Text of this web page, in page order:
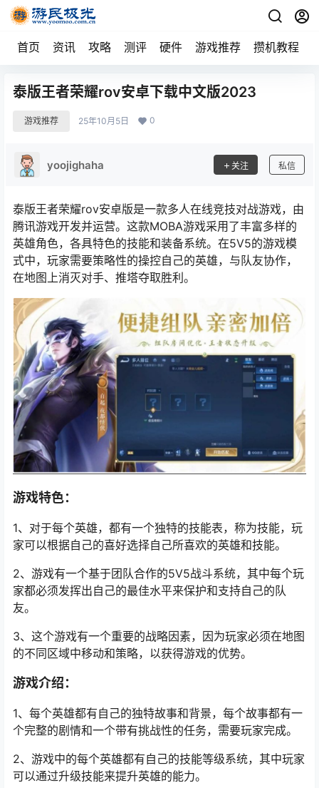
首页 资讯 攻略 测评 硬件 游戏推荐 攒机教程
泰版王者荣耀rov安卓下载中文版2023
游戏推荐 25年10月5日 0
yoojighaha 关注 私信
泰版王者荣耀rov安卓版是一款多人在线竞技对战游戏，由
腾讯游戏开发并运营。这款MOBA游戏采用了丰富多样的
英雄角色，各具特色的技能和装备系统。在5V5的游戏模
式中，玩家需要策略性的操控自己的英雄，与队友协作，
在地图上消灭对手、推塔夺取胜利。
游戏特色：
1、对于每个英雄，都有一个独特的技能表，称为技能，玩
家可以根据自己的喜好选择自己所喜欢的英雄和技能。
2、游戏有一个基于团队合作的5V5战斗系统，其中每个玩
家都必须发挥出自己的最佳水平来保护和支持自己的队
友。
3、这个游戏有一个重要的战略因素，因为玩家必须在地图
的不同区域中移动和策略，以获得游戏的优势。
游戏介绍：
1、每个英雄都有自己的独特故事和背景，每个故事都有一
个完整的剧情和一个带有挑战性的任务，需要玩家完成。
2、游戏中的每个英雄都有自己的技能等级系统，其中玩家
可以通过升级技能来提升英雄的能力。